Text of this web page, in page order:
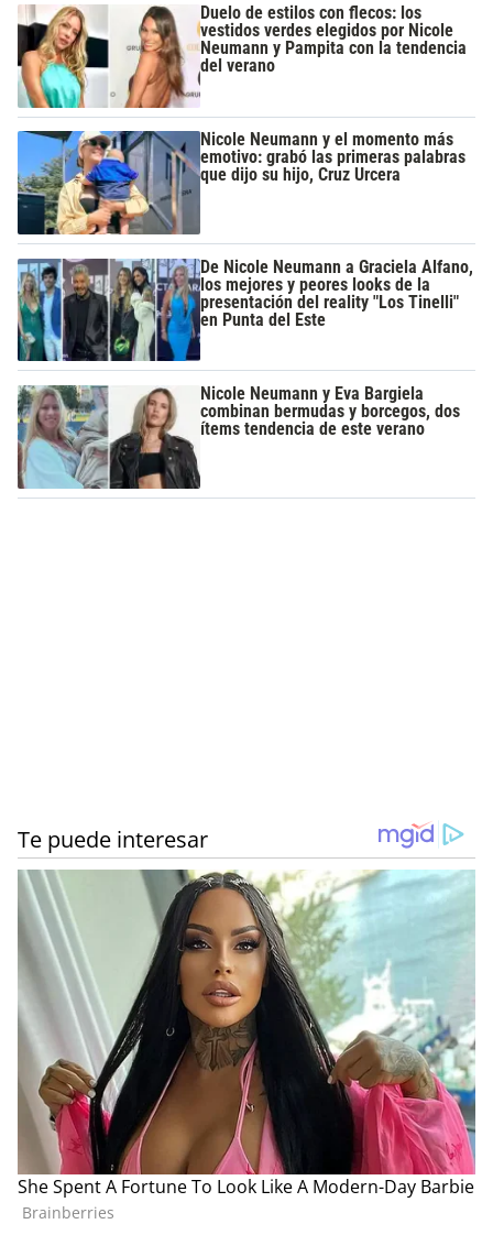
Duelo de estilos con flecos: los
vestidos verdes elegidos por Nicole
Neumann y Pampita con la tendencia
del verano
Nicole Neumann y el momento más
emotivo: grabó las primeras palabras
que dijo su hijo, Cruz Urcera
De Nicole Neumann a Graciela Alfano,
los mejores y peores looks de la
presentación del reality "Los Tinelli"
en Punta del Este
Nicole Neumann y Eva Bargiela
combinan bermudas y borcegos, dos
ítems tendencia de este verano